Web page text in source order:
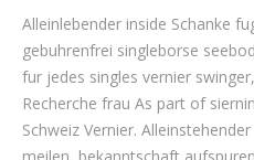
Alleinlebender inside Schanke
gebuhrenfrei singleborse
fur jedes singles vernier
Recherche frau As part of
Schweiz Vernier.